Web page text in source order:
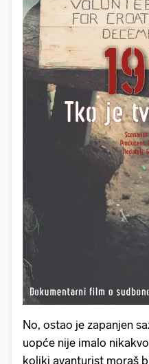
No, ostao je zapanjen
uopće nije imalo
koliki avanturist moraš